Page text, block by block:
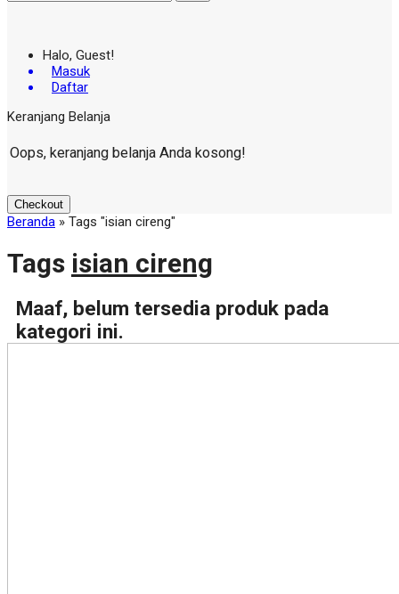
Halo, Guest!
Masuk
Daftar
Keranjang Belanja
Oops, keranjang belanja Anda kosong!
Checkout
Beranda » Tags "isian cireng"
Tags isian cireng
Maaf, belum tersedia produk pada
kategori ini.